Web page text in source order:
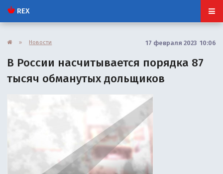
REX
» Новости 17 февраля 2023 10:06
В России насчитывается порядка 87
тысяч обманутых дольщиков